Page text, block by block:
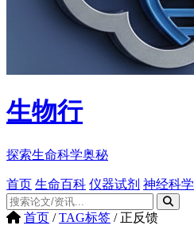
生物行
探索生命科学奥秘
首页 生命百科 仪器试剂 神经科学
首页 / TAG标签 / 正反馈